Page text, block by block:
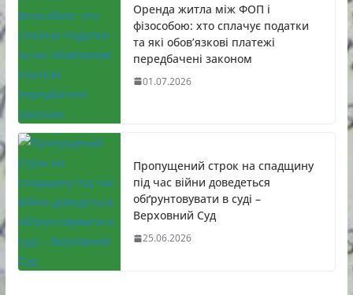
Оренда житла між ФОП і
фізособою: хто сплачує податки
та які обов’язкові платежі
передбачені законом
01.07.2026
Пропущений строк на спадщину
під час війни доведеться
обґрунтовувати в суді –
Верховний Суд
25.06.2026